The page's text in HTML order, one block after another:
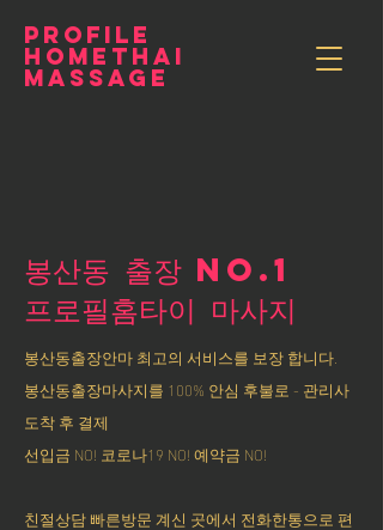
PROFILE
HOMETHAI
MASSAGE
봉산동 출장 NO.1
​프로필홈타이 마사지
봉산동출장안마 최고의 서비스를 보장 합니다.
봉산동출장마사지를 100% 안심 후불로 - 관리사
도착 후 결제
선입금 NO! 코로나19 NO! 예약금 NO!
친절상담 빠른방문 계신 곳에서 전화한통으로 편